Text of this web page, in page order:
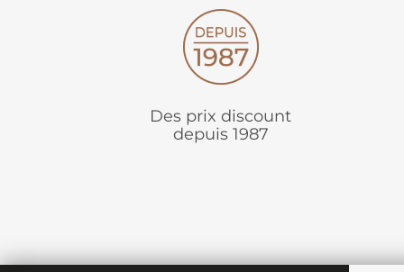
Des prix discount
depuis 1987